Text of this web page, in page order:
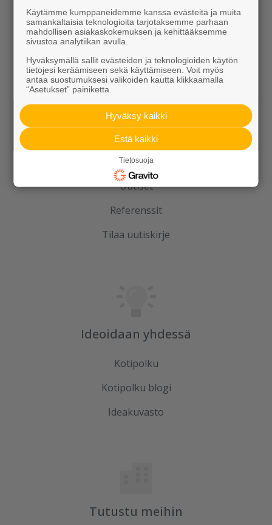
Elpo-hormit
Louhinta, murskaus, esirakentaminen
Kierrätys
Rudus
Uutiset
Referenssit
Tilaa uutiskirje
Ideoidaan yhdessä
Kotipolku
Kotipolku blogi
Ideakuvasto
Tutustu meihin
Käytämme kumppaneidemme kanssa evästeitä ja muita
samankaltaisia teknologioita tarjotaksemme parhaan
mahdollisen asiakaskokemuksen ja kehittääksemme
sivustoa analytiikan avulla.
Hyväksymällä sallit evästeiden ja teknologioiden käytön
tietojesi keräämiseen sekä käyttämiseen. Voit myös
antaa suostumuksesi valikoiden kautta klikkaamalla
“Asetukset” painiketta.
Hyväksy kaikki
Estä kaikki
Tietosuoja